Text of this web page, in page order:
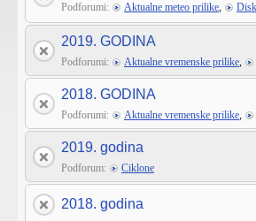
Podforumi: Aktualne meteo prilike,
2019. GODINA
Podforumi: Aktualne vremenske prilike,
2018. GODINA
Podforumi: Aktualne vremenske prilike,
2019. godina
Podforum: Ciklone
2018. godina